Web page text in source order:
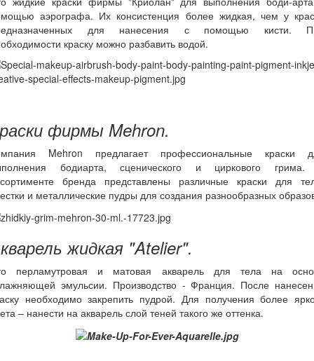
аэрографа. Их консистенция более жидкая, чем у
для нанесения с помощью кисти.
краску можно разбавить водой.
фирмы Mehron.
Mehron предлагает профессиональные краски
бодиарта, сценического и циркового
бренда представлены различные краски для
и металлические пудры для создания разнообразных
жидкая "Atelier".
перламутровая и матовая акварель для тела на
эмульсии. Производство - Франция. После
необходимо закрепить пудрой. Для получения более
– нанести на акварель слой теней такого же оттенка.